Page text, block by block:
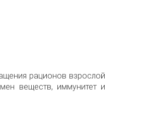
рационов взрослой
веществ, иммунитет и